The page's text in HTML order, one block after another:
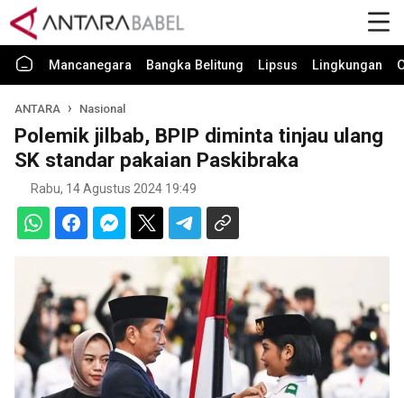
Mancanegara Bangka Belitung Lipsus Lingkungan
ANTARA Nasional
Polemik jilbab, BPIP diminta tinjau ulang
SK standar pakaian Paskibraka
Rabu, 14 Agustus 2024 19:49